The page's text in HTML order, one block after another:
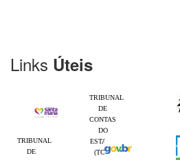
Links Úteis
TRIBUNAL
DE
CONTAS
DO
ESTADO
(TCE-
TRIBUNAL
DE